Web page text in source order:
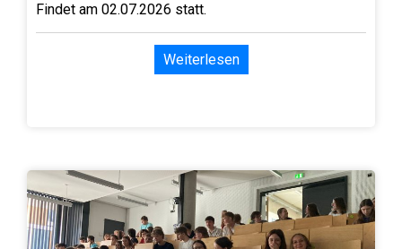
Findet am 02.07.2026 statt.
Weiterlesen